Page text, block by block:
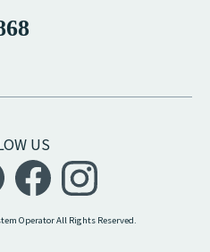
US
Operator All Rights Reserved.